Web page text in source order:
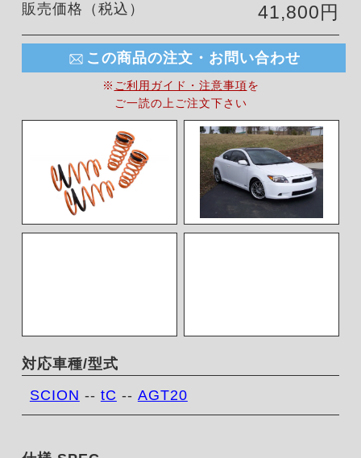
販売価格（税込） 41,800円
この商品の注文・お問い合わせ
※ ご利用ガイド・注意事項を
ご一読の上ご注文下さい
対応車種/型式
SCION -- tC -- AGT20